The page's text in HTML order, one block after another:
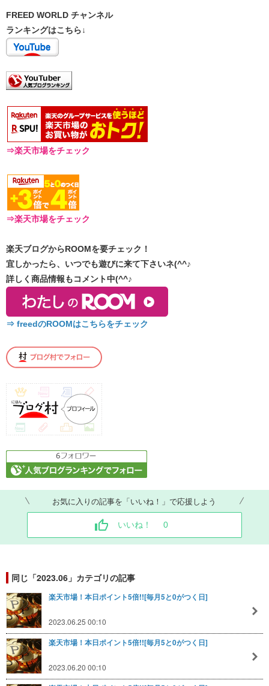
FREED WORLD チャンネル
ランキングはこちら↓
⇒楽天市場をチェック
⇒楽天市場をチェック
楽天ブログからROOMを要チェック！
宜しかったら、いつでも遊びに来て下さいネ(^^♪
詳しく商品情報もコメント中(^^♪
⇒ freedのROOMはこちらをチェック
お気に入りの記事を「いいね！」で応援しよう
いいね！ 0
同じ「2023.06」カテゴリの記事
楽天市場！本日ポイント5倍!![毎月5と0がつく日]
2023.06.25 00:10
楽天市場！本日ポイント5倍!![毎月5と0がつく日]
2023.06.20 00:10